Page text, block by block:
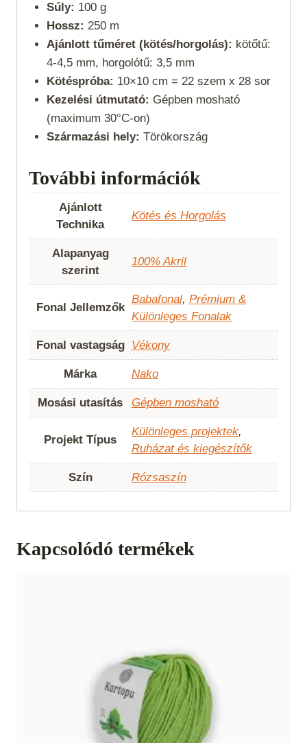
Súly: 100 g
Hossz: 250 m
Ajánlott tűméret (kötés/horgolás): kötőtű:
4-4,5 mm, horgolótű: 3,5 mm
Kötéspróba: 10×10 cm = 22 szem x 28 sor
Kezelési útmutató: Gépben mosható
(maximum 30°C-on)
Származási hely: Törökország
További információk
Ajánlott
Technika
Kötés és Horgolás
Alapanyag
szerint
100% Akril
Fonal Jellemzők
Babafonal, Prémium &
Különleges Fonalak
Fonal vastagság Vékony
Márka Nako
Mosási utasítás Gépben mosható
Projekt Típus
Különleges projektek,
Ruházat és kiegészítők
Szín Rózsaszín
Kapcsolódó termékek